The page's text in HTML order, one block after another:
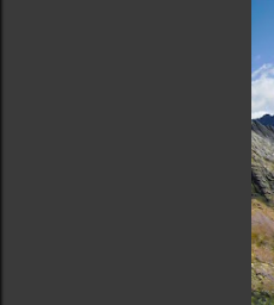
r
a
d
a
s